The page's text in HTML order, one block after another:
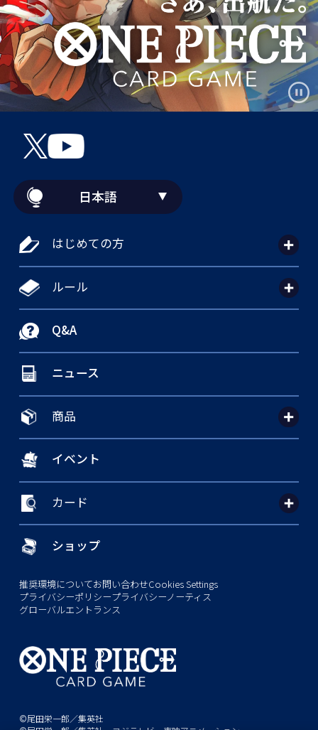
日本語
はじめての方
ルール
Q&A
ニュース
商品
イベント
カード
ショップ
推奨環境についてお問い合わせCookies Settings
プライバシーポリシープライバシーノーティス
グローバルエントランス
©尾田栄一郎／集英社